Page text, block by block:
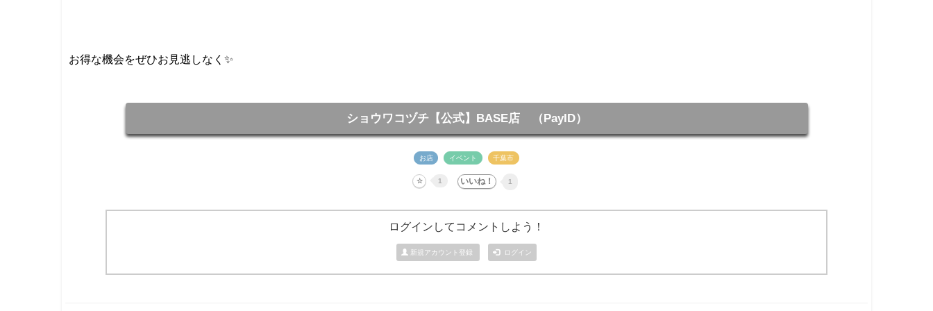
お得な機会をぜひお見逃しなく✨
ショウワコヅチ【公式】BASE店 （PayID）
お店 イベント 千葉市
1 1
ログインしてコメントしよう！
新規アカウント登録 ログイン